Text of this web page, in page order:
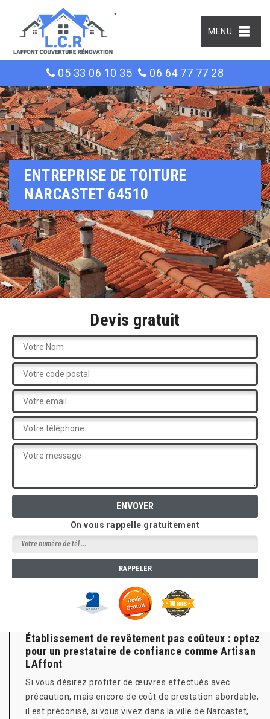
MENU
05 33 06 10 35 06 64 77 77 28
ENTREPRISE DE TOITURE
NARCASTET 64510
Devis gratuit
On vous rappelle gratuitement
Établissement de revêtement pas coûteux : optez
pour un prestataire de confiance comme Artisan
LAffont
Si vous désirez profiter de œuvres effectués avec
précaution, mais encore de coût de prestation abordable,
il est préconisé, si vous vivez dans la ville de Narcastet,